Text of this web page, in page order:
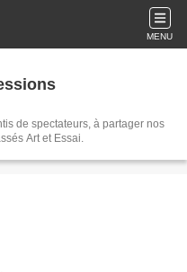
MENU
de spectateurs, à partager nos
Art et Essai.